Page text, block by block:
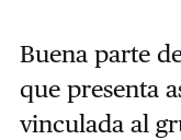
Buena parte
que presenta
vinculada al